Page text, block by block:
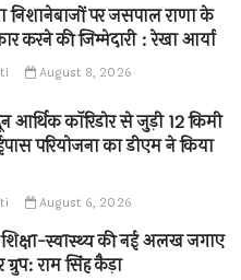
निशानेबाजों पर जसपाल राणा के
करने की जिम्मेदारी : रेखा आर्या
August 8, 2026
आर्थिक कॉरिडोर से जुड़ी 12 किमी
परियोजना का डीएम ने किया
August 6, 2026
स्वास्थ्य की नई अलख जगाए
राम सिंह कैड़ा